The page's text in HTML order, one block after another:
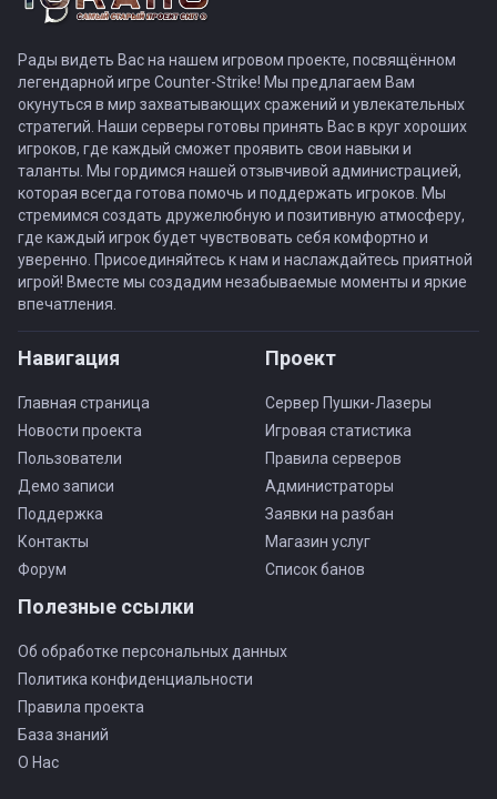
Рады видеть Вас на нашем игровом проекте, посвящённом
легендарной игре Counter-Strike! Мы предлагаем Вам
окунуться в мир захватывающих сражений и увлекательных
стратегий. Наши серверы готовы принять Вас в круг хороших
игроков, где каждый сможет проявить свои навыки и
таланты. Мы гордимся нашей отзывчивой администрацией,
которая всегда готова помочь и поддержать игроков. Мы
стремимся создать дружелюбную и позитивную атмосферу,
где каждый игрок будет чувствовать себя комфортно и
уверенно. Присоединяйтесь к нам и наслаждайтесь приятной
игрой! Вместе мы создадим незабываемые моменты и яркие
впечатления.
Навигация
Главная страница
Новости проекта
Пользователи
Демо записи
Поддержка
Контакты
Форум
Проект
Сервер Пушки-Лазеры
Игровая статистика
Правила серверов
Администраторы
Заявки на разбан
Магазин услуг
Список банов
Полезные ссылки
Об обработке персональных данных
Политика конфиденциальности
Правила проекта
База знаний
О Нас